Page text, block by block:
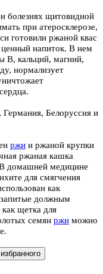
болезнях щитовидной
при атеросклерозе,
готовили ржаной квас
напиток. В нем
В, кальций, магний,
нормализует
Белоруссия и
ржи и ржаной крупки
ржаная кашка
В домашней медицине
для смягчения
как
должным
щетка для
семян ржи можно